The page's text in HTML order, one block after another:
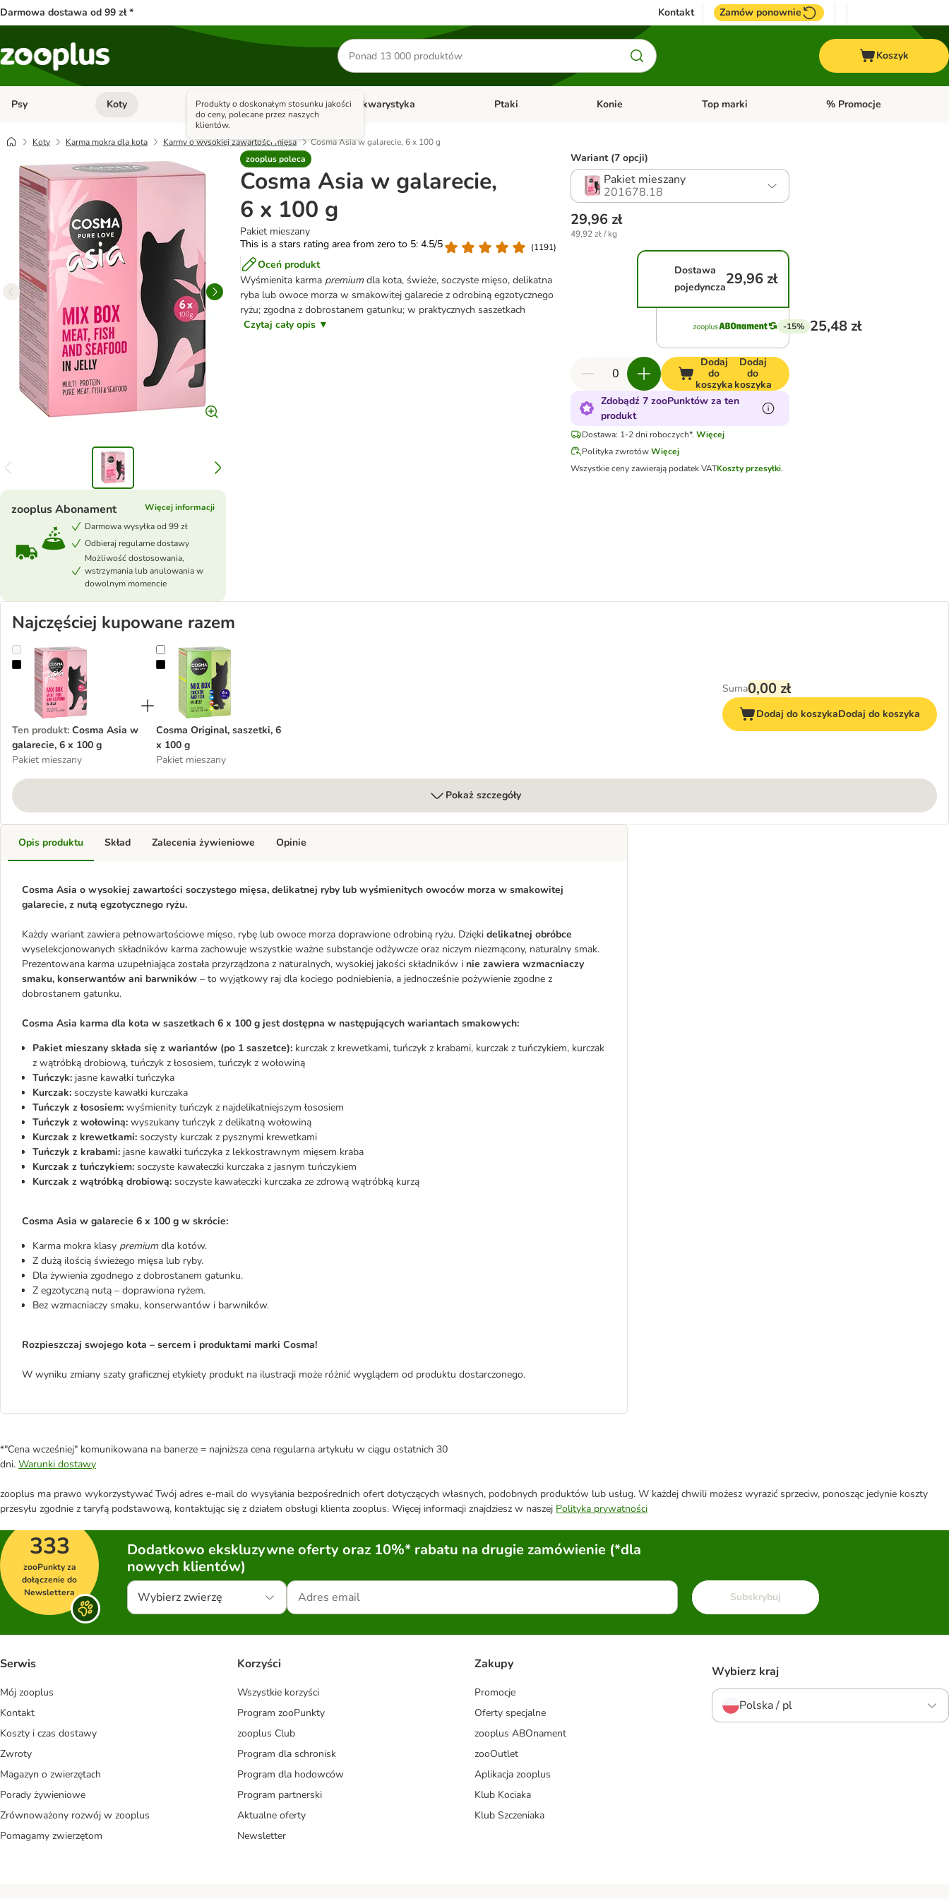
Darmowa dostawa od 99 zł * Kontakt Zamów ponownie
Szukaj
produktów
Koszyk
Psy Otwórz menu kategorii: Psy
Koty Otwórz menu kategorii: Koty
Małe zwierzęta Otwórz menu kategorii: Małe zwierzęta
Akwarystyka Otwórz menu kategorii: Akwarystyka
Ptaki Otwórz menu kategorii: Ptaki
Konie Otwórz menu kategorii: Konie
Top marki Otwórz menu kategorii: Top
% Promocje
Koty Karma mokra dla kota Karmy o wysokiej zawartości mięsa
Cosma Asia w galarecie, 6 x 100 g
zooplus poleca
Produkty o doskonałym stosunku jakości
do ceny, polecane przez naszych
klientów.
Cosma Asia w galarecie,
6 x 100 g
Pakiet mieszany
This is a stars rating area from zero to 5: 4.5/5
(1191)
Oceń produkt
Wyśmienita karma premiumdla kota, świeże, soczyste mięso, delikatna
ryba lub owoce morza w smakowitej galarecie z odrobiną egzotycznego
ryżu; zgodna z dobrostanem gatunku; w praktycznych saszetkach
Czytaj cały opis ▼
zooplus Abonament
Więcej informacji
Darmowa wysyłka od 99 zł
Odbieraj regularne dostawy
Możliwość dostosowania,
wstrzymania lub anulowania w
dowolnym momencie
Wariant (7 opcji)
Pakiet mieszany
201678.18
29,96 zł
49,92 zł / kg
Dostawa
pojedyncza29,96 zł
-15% 25,48 zł
Dodaj
do
koszyka
Dodaj
do
koszyka
Zdobądź 7 zooPunktów za ten
produkt
Dostawa: 1-2 dni roboczych*. Więcej
Polityka zwrotów Więcej
Wszystkie ceny zawierają podatek VATKoszty przesyłki.
Najczęściej kupowane razem
Cosma Asia w galarecie, 6 x 100 g
Ten produkt: Cosma Asia w
galarecie, 6 x 100 g
Pakiet mieszany
Cosma Original, saszetki, 6 x 100 g
Cosma Original, saszetki, 6
x 100 g
Pakiet mieszany
Suma0,00 zł
Dodaj do koszykaDodaj do koszyka
Pokaż szczegóły
Opis produktu
Cosma Asia o wysokiej zawartości soczystego mięsa, delikatnej ryby lub wyśmienitych owoców morza w smakowitej
galarecie, z nutą egzotycznego ryżu.
Każdy wariant zawiera pełnowartościowe mięso, rybę lub owoce morza doprawione odrobiną ryżu. Dzięki delikatnej obróbce
wyselekcjonowanych składników karma zachowuje wszystkie ważne substancje odżywcze oraz niczym niezmącony, naturalny smak.
Prezentowana karma uzupełniająca została przyrządzona z naturalnych, wysokiej jakości składników i nie zawiera wzmacniaczy
smaku, konserwantów ani barwników – to wyjątkowy raj dla kociego podniebienia, a jednocześnie pożywienie zgodne z
dobrostanem gatunku.
Cosma Asia karma dla kota w saszetkach 6 x 100 g jest dostępna w następujących wariantach smakowych:
Pakiet mieszany składa się z wariantów (po 1 saszetce): kurczak z krewetkami, tuńczyk z krabami, kurczak z tuńczykiem, kurczak
z wątróbką drobiową, tuńczyk z łososiem, tuńczyk z wołowiną
Tuńczyk: jasne kawałki tuńczyka
Kurczak: soczyste kawałki kurczaka
Tuńczyk z łososiem: wyśmienity tuńczyk z najdelikatniejszym łososiem
Tuńczyk z wołowiną: wyszukany tuńczyk z delikatną wołowiną
Kurczak z krewetkami: soczysty kurczak z pysznymi krewetkami
Tuńczyk z krabami: jasne kawałki tuńczyka z lekkostrawnym mięsem kraba
Kurczak z tuńczykiem: soczyste kawałeczki kurczaka z jasnym tuńczykiem
Kurczak z wątróbką drobiową: soczyste kawałeczki kurczaka ze zdrową wątróbką kurzą
Cosma Asia w galarecie 6 x 100 g w skrócie:
Karma mokra klasy premiumdla kotów.
Z dużą ilością świeżego mięsa lub ryby.
Dla żywienia zgodnego z dobrostanem gatunku.
Z egzotyczną nutą – doprawiona ryżem.
Bez wzmacniaczy smaku, konserwantów i barwników.
Rozpieszczaj swojego kota – sercem i produktami marki Cosma!
W wyniku zmiany szaty graficznej etykiety produkt na ilustracji może różnić wyglądem od produktu dostarczonego.
Skład Zalecenia żywieniowe Opinie
*"Cena wcześniej" komunikowana na banerze = najniższa cena regularna artykułu w ciągu ostatnich 30
dni. Warunki dostawy
zooplus ma prawo wykorzystywać Twój adres e-mail do wysyłania bezpośrednich ofert dotyczących własnych, podobnych produktów lub usług. W każdej chwili możesz wyrazić sprzeciw, ponosząc jedynie koszty
przesyłu zgodnie z taryfą podstawową, kontaktując się z działem obsługi klienta zooplus. Więcej informacji znajdziesz w naszej Polityka prywatności
333
zooPunkty za
dołączenie do
Newslettera
Dodatkowo ekskluzywne oferty oraz 10%* rabatu na drugie zamówienie (*dla
nowych klientów)
Wybierz zwierzę Subskrybuj
Serwis
Mój zooplus
Kontakt
Koszty i czas dostawy
Zwroty
Magazyn o zwierzętach
Porady żywieniowe
Zrównoważony rozwój w zooplus
Pomagamy zwierzętom
Korzyści
Wszystkie korzyści
Program zooPunkty
zooplus Club
Program dla schronisk
Program dla hodowców
Program partnerski
Aktualne oferty
Newsletter
Zakupy
Promocje
Oferty specjalne
zooplus ABOnament
zooOutlet
Aplikacja zooplus
Klub Kociaka
Klub Szczeniaka
Wybierz kraj
Polska / pl